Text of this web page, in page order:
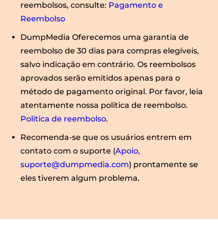
reembolsos, consulte: Pagamento e
Reembolso
DumpMedia Oferecemos uma garantia de
reembolso de 30 dias para compras elegíveis,
salvo indicação em contrário. Os reembolsos
aprovados serão emitidos apenas para o
método de pagamento original. Por favor, leia
atentamente nossa política de reembolso.
Politica de reembolso.
Recomenda-se que os usuários entrem em
contato com o suporte (Apoio,
suporte@dumpmedia.com) prontamente se
eles tiverem algum problema.